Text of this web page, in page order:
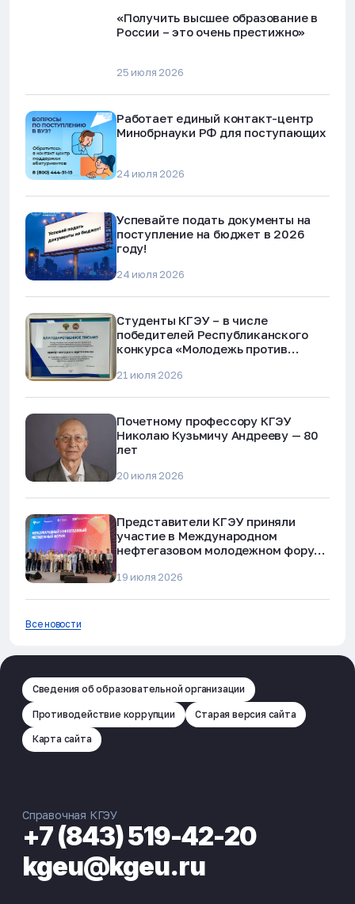
«Получить высшее образование в
России – это очень престижно»
25 июля 2026
Работает единый контакт-центр
Минобрнауки РФ для поступающих
24 июля 2026
Успевайте подать документы на
поступление на бюджет в 2026
году!
24 июля 2026
Студенты КГЭУ – в числе
победителей Республиканского
конкурса «Молодежь против
мошенничества»
21 июля 2026
Почетному профессору КГЭУ
Николаю Кузьмичу Андрееву — 80
лет
20 июля 2026
Представители КГЭУ приняли
участие в Международном
нефтегазовом молодежном форуме
19 июля 2026
Все новости
Сведения об образовательной организации
Противодействие коррупции Старая версия сайта
Карта сайта
Справочная КГЭУ
+7 (843) 519-42-20
kgeu@kgeu.ru